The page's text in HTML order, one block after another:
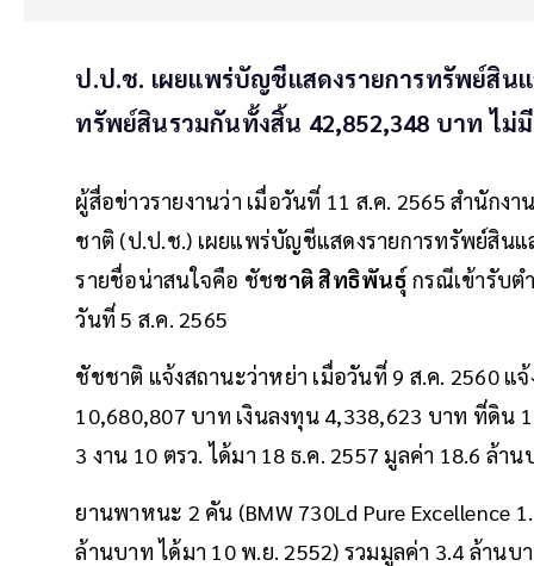
ป.ป.ช. เผยแพร่บัญชีแสดงรายการทรัพย์สิ
ทรัพย์สินรวมกันทั้งสิ้น 42,852,348 บาท ไม่
ผู้สื่อข่าวรายงานว่า เมื่อวันที่ 11 ส.ค. 2565 สำนัก
ชาติ (ป.ป.ช.) เผยแพร่บัญชีแสดงรายการทรัพย์สิน
รายชื่อน่าสนใจคือ ชัชชาติ สิทธิพันธุ์กรณีเข้ารับต
วันที่ 5 ส.ค. 2565
ชัชชาติ แจ้งสถานะว่าหย่า เมื่อวันที่ 9 ส.ค. 2560 แ
10,680,807 บาท เงินลงทุน 4,338,623 บาท ที่ดิน
3 งาน 10 ตรว. ได้มา 18 ธ.ค. 2557 มูลค่า 18.6 ล้าน
ยานพาหนะ 2 คัน (BMW 730Ld Pure Excellence
ล้านบาท ได้มา 10 พ.ย. 2552) รวมมูลค่า 3.4 ล้า